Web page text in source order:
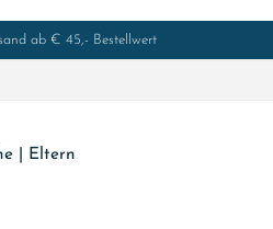
ab € 45,- Bestellwert
| Eltern